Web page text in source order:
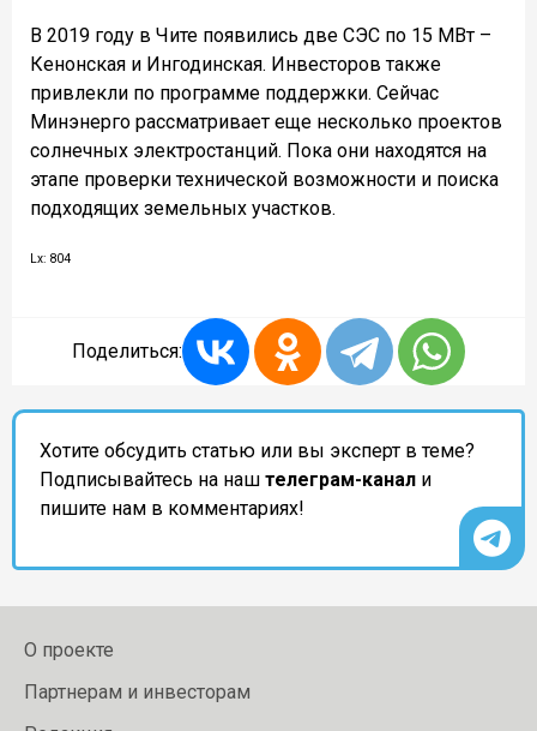
В 2019 году в Чите появились две СЭС по 15 МВт –
Кенонская и Ингодинская. Инвесторов также
привлекли по программе поддержки. Сейчас
Минэнерго рассматривает еще несколько проектов
солнечных электростанций. Пока они находятся на
этапе проверки технической возможности и поиска
подходящих земельных участков.
Lx: 804
Поделиться:
Хотите обсудить статью или вы эксперт в теме?
Подписывайтесь на наш телеграм-канал и
пишите нам в комментариях!
О проекте
Партнерам и инвесторам